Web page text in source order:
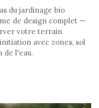
du jardinage bio
de design complet —
votre terrain
avec zones, sol
de l'eau.